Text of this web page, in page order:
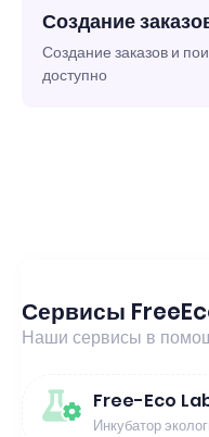
Создание
Создание заказов и
доступно
Сервисы
Наши сервисы в
Free-Eco
Инкубатор